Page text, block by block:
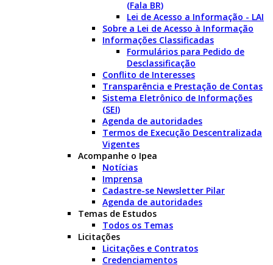
(Fala BR)
Lei de Acesso a Informação - LAI
Sobre a Lei de Acesso à Informação
Informações Classificadas
Formulários para Pedido de
Desclassificação
Conflito de Interesses
Transparência e Prestação de Contas
Sistema Eletrônico de Informações
(SEI)
Agenda de autoridades
Termos de Execução Descentralizada
Vigentes
Acompanhe o Ipea
Notícias
Imprensa
Cadastre-se Newsletter Pilar
Agenda de autoridades
Temas de Estudos
Todos os Temas
Licitações
Licitações e Contratos
Credenciamentos